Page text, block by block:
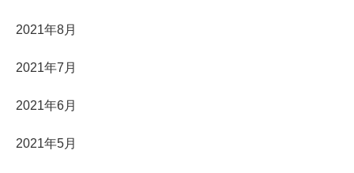
2021年8月
2021年7月
2021年6月
2021年5月